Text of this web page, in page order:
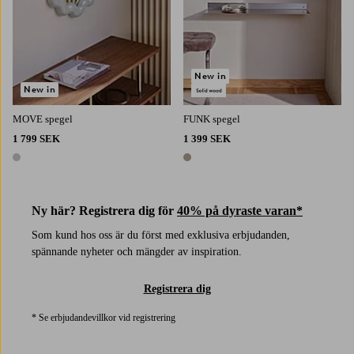
MOVE spegel
1 799 SEK
1 färg
New in
Ny här? Registrera dig för 40% på dyraste varan*
Som kund hos oss är du först med exklusiva erbjudanden,
spännande nyheter och mängder av inspiration.
Registrera dig
* Se erbjudandevillkor vid registrering
FUNK spegel
1 399 SEK
1 färg
New in